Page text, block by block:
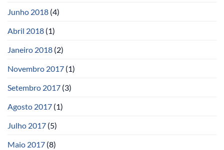
Junho 2018 (4)
Abril 2018 (1)
Janeiro 2018 (2)
Novembro 2017 (1)
Setembro 2017 (3)
Agosto 2017 (1)
Julho 2017 (5)
Maio 2017 (8)